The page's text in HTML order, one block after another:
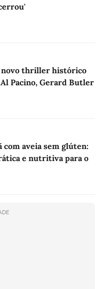
novo thriller histórico
Pacino, Gerard Butler
com aveia sem glúten:
e nutritiva para o